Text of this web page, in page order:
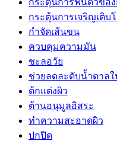
กระตุ้นการฟื้นตัวของ
กระตุ้นการเจริญเติบ
กำจัดเส้นขน
ควบคุมความมัน
ชะลอวัย
ช่วยลดละดับน้ำตาลใ
ต้กแต่งผิว
ต้านอนุมูลอิสระ
ทำความสะอาดผิว
ปกปิด